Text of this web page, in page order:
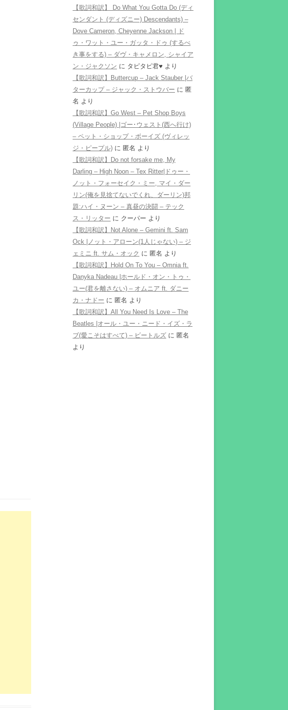
【歌詞和訳】 Do What You Gotta Do (ディ
センダント (ディズニー) Descendants) –
Dove Cameron, Cheyenne Jackson | ド
ゥ・ワット・ユー・ガッタ・ドゥ (するべ
き事をする) – ダヴ・キャメロン, シャイア
ン・ジャクソン に タピタピ君♥️ より
【歌詞和訳】Buttercup – Jack Stauber |バ
ターカップ – ジャック・ストウバー に 匿
名 より
【歌詞和訳】Go West – Pet Shop Boys
(Village People) |ゴー･ウェスト(西へ行け)
– ペット・ショップ・ボーイズ (ヴィレッ
ジ・ピープル) に 匿名 より
【歌詞和訳】Do not forsake me, My
Darling – High Noon – Tex Ritter|ドゥー・
ノット・フォーセイク・ミー, マイ・ダー
リン(俺を見捨てないでくれ、ダーリン)邦
題:ハイ・ヌーン – 真昼の決闘 – テック
ス・リッター に クーパー より
【歌詞和訳】Not Alone – Gemini ft. Sam
Ock |ノット・アローン(1人じゃない) – ジ
ェミニ ft. サム・オック に 匿名 より
【歌詞和訳】Hold On To You – Omnia ft.
Danyka Nadeau |ホールド・オン・トゥ・
ユー(君を離さない) – オムニア ft. ダニー
カ・ナドー に 匿名 より
【歌詞和訳】All You Need Is Love – The
Beatles |オール・ユー・ニード・イズ・ラ
ブ(愛こそはすべて) – ビートルズ に 匿名
より